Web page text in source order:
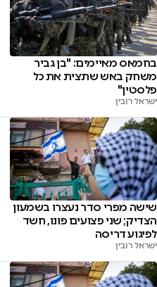
בחמאס מאיימים: "בן גביר
משחק באש שתצית את כל
פלסטין"
ישראל רובין
שישה מפרי סדר נעצרו בשמעון
הצדיק; שני פצועים פונו, חשד
לפיגוע דריסה
ישראל רובין